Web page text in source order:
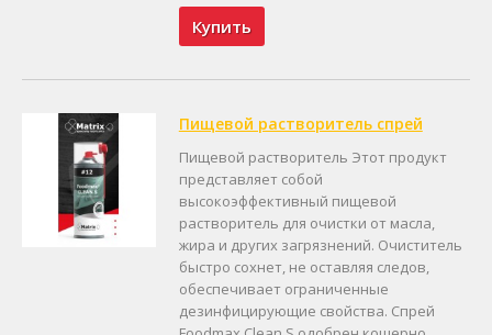
Купить
Пищевой растворитель спрей
Пищевой растворитель Этот продукт
представляет собой
высокоэффективный пищевой
растворитель для очистки от масла,
жира и других загрязнений. Очиститель
быстро сохнет, не оставляя следов,
обеспечивает ограниченные
дезинфицирующие свойства. Спрей